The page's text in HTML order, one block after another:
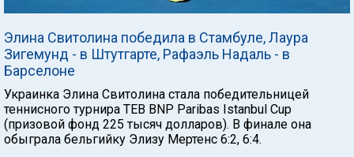
Элина Свитолина победила в Стамбуле, Лаура
Зигемунд - в Штутгарте, Рафаэль Надаль - в
Барселоне
Украинка Элина Свитолина стала победительницей
теннисного турнира TEB BNP Paribas Istanbul Cup
(призовой фонд 225 тысяч долларов). В финале она
обыграла бельгийку Элизу Мертенс 6:2, 6:4.